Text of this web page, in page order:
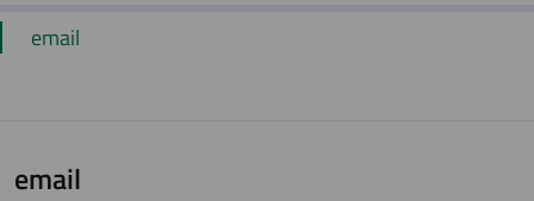
email
email